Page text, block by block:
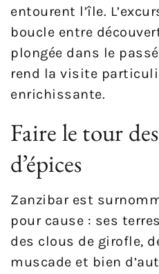
entourent l’île.
boucle entre
plongée dans le
rend la visite
enrichissante.
Faire le tour
d’épices
Zanzibar est
pour cause : ses
des clous de girofle,
muscade et bien